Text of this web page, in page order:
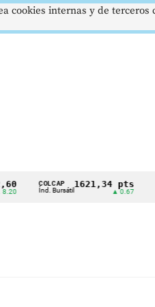
COLCAP
Índ. Bursátil
1621,34 pts USD/
Dólar
cookies internas y de